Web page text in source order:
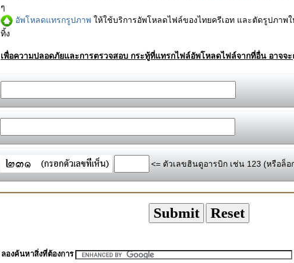
ๆ
อัพโหลดแทรกรูปภาพ ให้ใช้บริการอัพโหลดไฟล์ของไทยครีเอท และตัดรูปภาพ
ทิ้ง
เพื่อความปลอดภัยและการตรวจสอบ กระทู้ที่แทรกไฟล์อัพโหลดไฟล์จากที่อื่น อาจจ
<= ตัวเลขฮินดูอารบิก เช่น 123 (หรือล็
ลองค้นหาสิ่งที่ต้องการ